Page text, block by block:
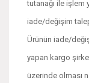
tutanağı ile işlem
iade/değişim
Ürünün iade/
yapan kargo
üzerinde olması